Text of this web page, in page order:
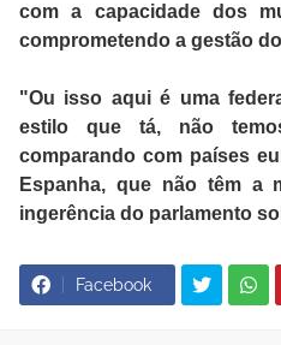
com a capacidade dos
comprometendo a gestão
"Ou isso aqui é uma
estilo que tá, não
comparando com países
Espanha, que não têm a
ingerência do parlamento
Facebook